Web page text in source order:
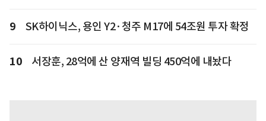
9 SK하이닉스, 용인 Y2·청주 M17에 54조원 투자 확정
10 서장훈, 28억에 산 양재역 빌딩 450억에 내놨다